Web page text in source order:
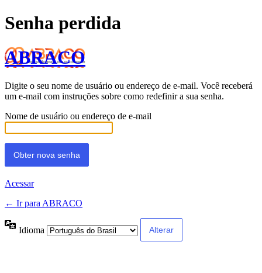
Senha perdida
ABRACO
Digite o seu nome de usuário ou endereço de e-mail. Você receberá
um e-mail com instruções sobre como redefinir a sua senha.
Nome de usuário ou endereço de e-mail
Acessar
← Ir para ABRACO
Idioma